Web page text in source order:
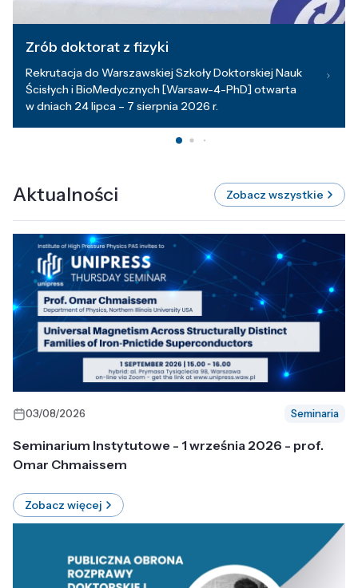
Zrób doktorat z fizyki
Rekrutacja do Warszawskiej Szkoły Doktorskiej Nauk
Ścisłych i BioMedycznych [Warsaw-4-PhD] otwarta
w dniach 24 lipca – 7 sierpnia 2026 r.
Aktualności Zobacz wszystkie
03/08/2026 Seminaria
Seminarium Instytutowe - 1 września 2026 - prof.
Omar Chmaissem
Zobacz więcej